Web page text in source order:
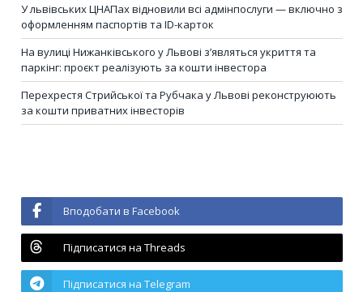
У львівських ЦНАПах відновили всі адмінпослуги — включно з
оформленням паспортів та ID-карток
На вулиці Нижанківського у Львові з’являться укриття та
паркінг: проєкт реалізують за кошти інвестора
Перехрестя Стрийської та Рубчака у Львові реконструюють
за кошти приватних інвесторів
Вподобати в Facebook
Підписатися на Threads
Підписатися на Telegram